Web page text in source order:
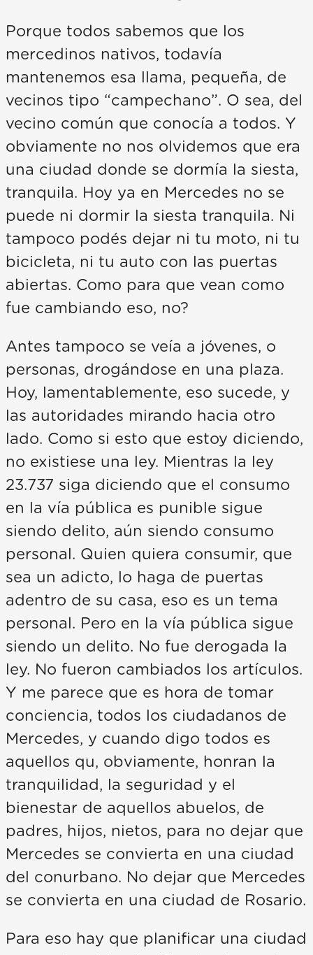
Porque todos sabemos que los
mercedinos nativos, todavía
mantenemos esa llama, pequeña, de
vecinos tipo “campechano”. O sea, del
vecino común que conocía a todos. Y
obviamente no nos olvidemos que era
una ciudad donde se dormía la siesta,
tranquila. Hoy ya en Mercedes no se
puede ni dormir la siesta tranquila. Ni
tampoco podés dejar ni tu moto, ni tu
bicicleta, ni tu auto con las puertas
abiertas. Como para que vean como
fue cambiando eso, no?
Antes tampoco se veía a jóvenes, o
personas, drogándose en una plaza.
Hoy, lamentablemente, eso sucede, y
las autoridades mirando hacia otro
lado. Como si esto que estoy diciendo,
no existiese una ley. Mientras la ley
23.737 siga diciendo que el consumo
en la vía pública es punible sigue
siendo delito, aún siendo consumo
personal. Quien quiera consumir, que
sea un adicto, lo haga de puertas
adentro de su casa, eso es un tema
personal. Pero en la vía pública sigue
siendo un delito. No fue derogada la
ley. No fueron cambiados los artículos.
Y me parece que es hora de tomar
conciencia, todos los ciudadanos de
Mercedes, y cuando digo todos es
aquellos qu, obviamente, honran la
tranquilidad, la seguridad y el
bienestar de aquellos abuelos, de
padres, hijos, nietos, para no dejar que
Mercedes se convierta en una ciudad
del conurbano. No dejar que Mercedes
se convierta en una ciudad de Rosario.
Para eso hay que planificar una ciudad